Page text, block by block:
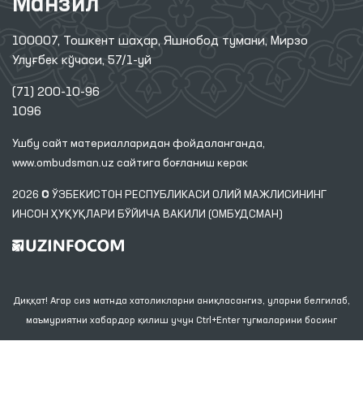
Манзил
100007, Тошкент шаҳар, Яшнобод тумани, Мирзо
Улуғбек кўчаси, 57/1-уй
(71) 200-10-96
1096
Ушбу сайт материалларидан фойдаланганда,
www.ombudsman.uz сайтига боғланиш керак
2026 © ЎЗБЕКИСТОН РЕСПУБЛИКАСИ ОЛИЙ МАЖЛИСИНИНГ
ИНСОН ҲУҚУҚЛАРИ БЎЙИЧА ВАКИЛИ (ОМБУДСМАН)
Диққат! Агар сиз матнда хатоликларни аниқласангиз, уларни белгилаб,
маъмуриятни хабардор қилиш учун Ctrl+Enter тугмаларини босинг